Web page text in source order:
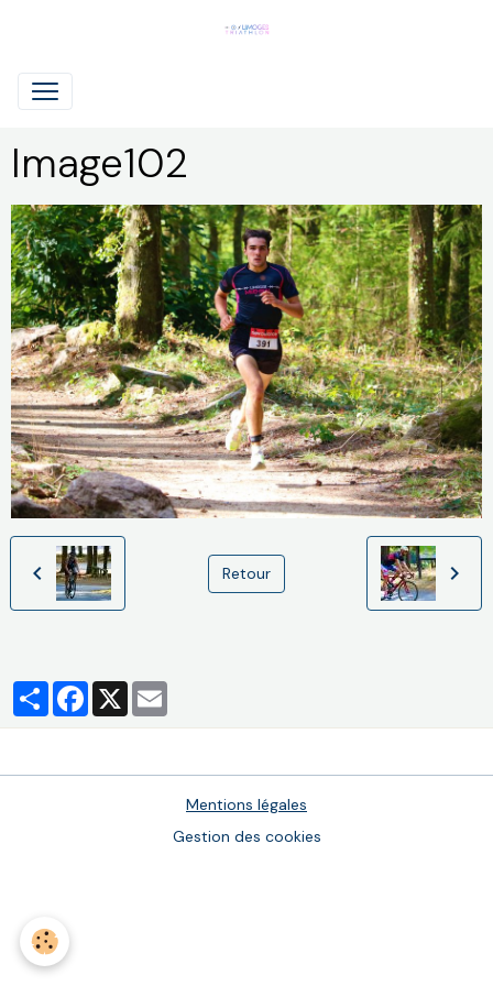
Image102
Retour
PartagerFacebook
X
Mentions légales
Gestion des cookies